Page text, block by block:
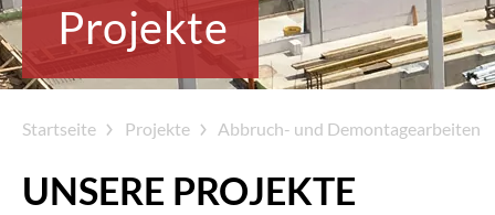
Projekte
Startseite Projekte Abbruch- und Demontagearbeiten
UNSERE PROJEKTE